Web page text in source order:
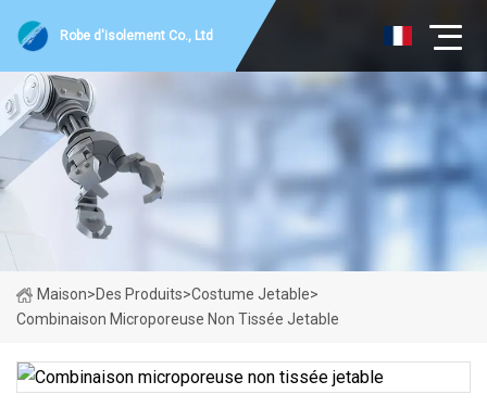
Robe d'isolement Co., Ltd
Maison>Des Produits>Costume Jetable>
Combinaison Microporeuse Non Tissée Jetable